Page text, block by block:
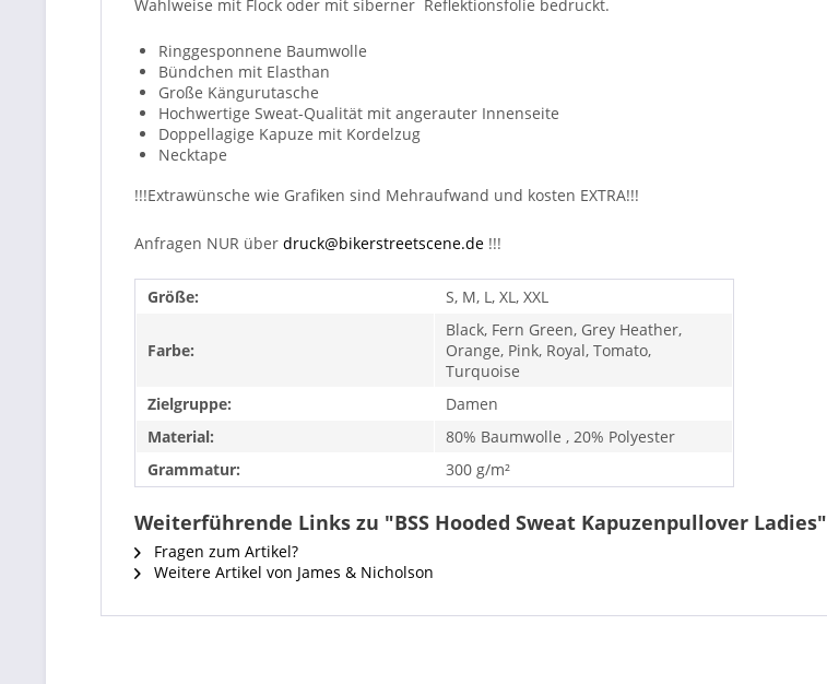
Wahlweise mit Flock oder mit siberner Reflektionsfolie bedruckt.
Ringgesponnene Baumwolle
Bündchen mit Elasthan
Große Kängurutasche
Hochwertige Sweat-Qualität mit angerauter Innenseite
Doppellagige Kapuze mit Kordelzug
Necktape
!!!Extrawünsche wie Grafiken sind Mehraufwand und kosten EXTRA!!!
Anfragen NUR über druck@bikerstreetscene.de !!!
Größe: S, M, L, XL, XXL
Farbe:
Black, Fern Green, Grey Heather,
Orange, Pink, Royal, Tomato,
Turquoise
Zielgruppe:
Damen
Material:
80% Baumwolle , 20% Polyester
Grammatur:
300 g/m²
Weiterführende Links zu "BSS Hooded Sweat Kapuzenpullover Ladies"
Fragen zum Artikel?
Weitere Artikel von James & Nicholson